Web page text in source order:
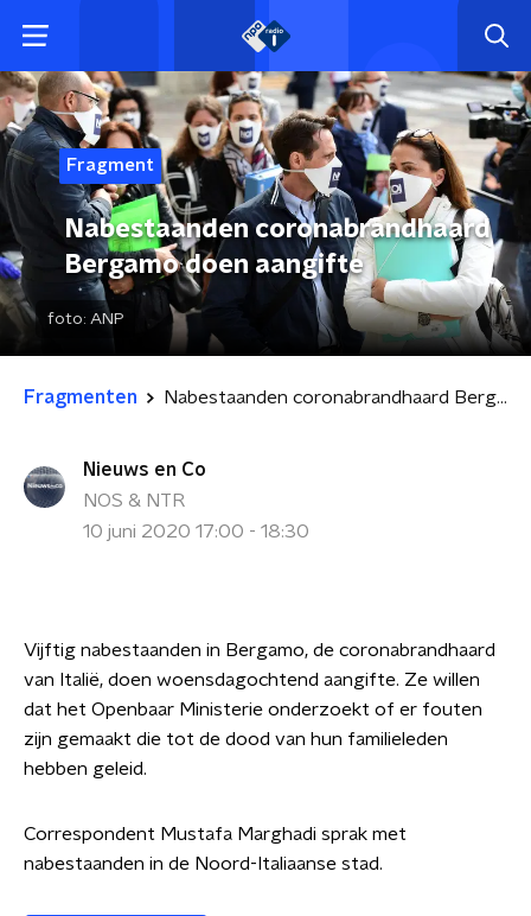
Fragment
Nabestaanden coronabrandhaard
Bergamo doen aangifte
foto: ANP
Fragmenten Nabestaanden coronabrandhaard Bergamo doen aangifte
Nieuws en Co
NOS & NTR
10 juni 2020 17:00 - 18:30
Vijftig nabestaanden in Bergamo, de coronabrandhaard
van Italië, doen woensdagochtend aangifte. Ze willen
dat het Openbaar Ministerie onderzoekt of er fouten
zijn gemaakt die tot de dood van hun familieleden
hebben geleid.
Correspondent Mustafa Marghadi sprak met
nabestaanden in de Noord-Italiaanse stad.